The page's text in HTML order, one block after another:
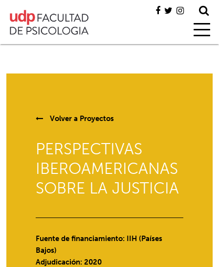
Volver a Proyectos
PERSPECTIVAS
IBEROAMERICANAS
SOBRE LA JUSTICIA
Fuente de financiamiento: IIH (Países
Bajos)
Adjudicación: 2020